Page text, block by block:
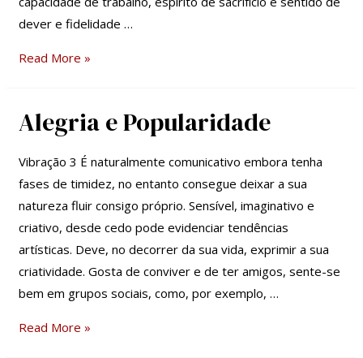
dever e fidelidade …
Read More »
Alegria e Popularidade
Vibração 3 É naturalmente comunicativo embora tenha
fases de timidez, no entanto consegue deixar a sua
natureza fluir consigo próprio. Sensível, imaginativo e
criativo, desde cedo pode evidenciar tendências
artísticas. Deve, no decorrer da sua vida, exprimir a sua
criatividade. Gosta de conviver e de ter amigos, sente-se
bem em grupos sociais, como, por exemplo, …
Alegria
Popularidade
Read More »